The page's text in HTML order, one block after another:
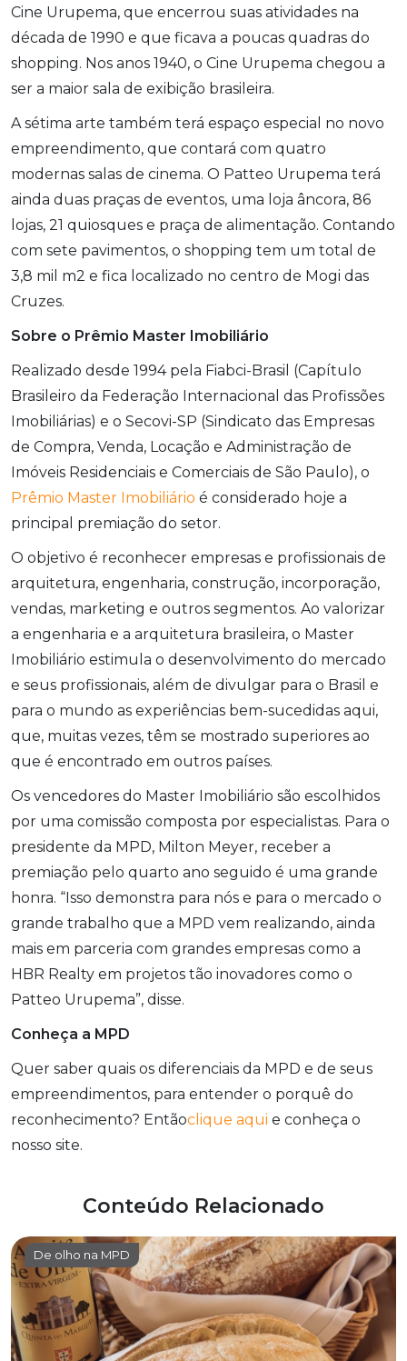
Cine Urupema, que encerrou suas atividades na
década de 1990 e que ficava a poucas quadras do
shopping. Nos anos 1940, o Cine Urupema chegou a
ser a maior sala de exibição brasileira.
A sétima arte também terá espaço especial no novo
empreendimento, que contará com quatro
modernas salas de cinema. O Patteo Urupema terá
ainda duas praças de eventos, uma loja âncora, 86
lojas, 21 quiosques e praça de alimentação. Contando
com sete pavimentos, o shopping tem um total de
3,8 mil m2 e fica localizado no centro de Mogi das
Cruzes.
Sobre o Prêmio Master Imobiliário
Realizado desde 1994 pela Fiabci-Brasil (Capítulo
Brasileiro da Federação Internacional das Profissões
Imobiliárias) e o Secovi-SP (Sindicato das Empresas
de Compra, Venda, Locação e Administração de
Imóveis Residenciais e Comerciais de São Paulo), o
Prêmio Master Imobiliário é considerado hoje a
principal premiação do setor.
O objetivo é reconhecer empresas e profissionais de
arquitetura, engenharia, construção, incorporação,
vendas, marketing e outros segmentos. Ao valorizar
a engenharia e a arquitetura brasileira, o Master
Imobiliário estimula o desenvolvimento do mercado
e seus profissionais, além de divulgar para o Brasil e
para o mundo as experiências bem-sucedidas aqui,
que, muitas vezes, têm se mostrado superiores ao
que é encontrado em outros países.
Os vencedores do Master Imobiliário são escolhidos
por uma comissão composta por especialistas. Para o
presidente da MPD, Milton Meyer, receber a
premiação pelo quarto ano seguido é uma grande
honra. “Isso demonstra para nós e para o mercado o
grande trabalho que a MPD vem realizando, ainda
mais em parceria com grandes empresas como a
HBR Realty em projetos tão inovadores como o
Patteo Urupema”, disse.
Conheça a MPD
Quer saber quais os diferenciais da MPD e de seus
empreendimentos, para entender o porquê do
reconhecimento? Entãoclique aqui e conheça o
nosso site.
Conteúdo Relacionado
De olho na MPD